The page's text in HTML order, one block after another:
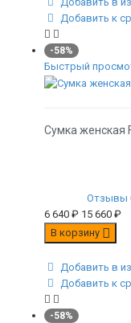
Добавить к
-58%
Быстрый
Сумка женская
Отзывы
6 640 ₽ 15 660 ₽
В корзину
Добавить в
Добавить к
-58%